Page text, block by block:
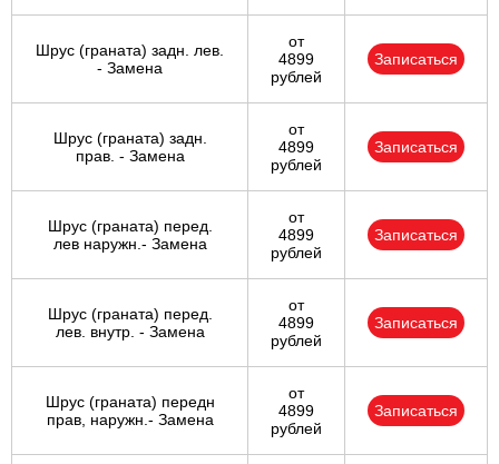
Шрус (граната) задн. лев.
- Замена
от
4899
рублей
Записаться
Шрус (граната) задн.
прав. - Замена
от
4899
рублей
Записаться
Шрус (граната) перед.
лев наружн.- Замена
от
4899
рублей
Записаться
Шрус (граната) перед.
лев. внутр. - Замена
от
4899
рублей
Записаться
Шрус (граната) передн
прав, наружн.- Замена
от
4899
рублей
Записаться